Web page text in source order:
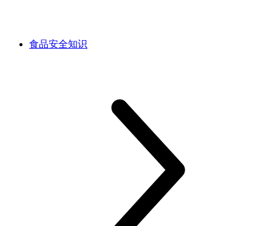
食品安全知识